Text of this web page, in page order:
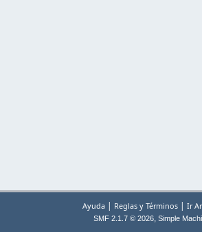
Ayuda | Reglas y Términos | Ir
SMF 2.1.7 © 2026, Simple